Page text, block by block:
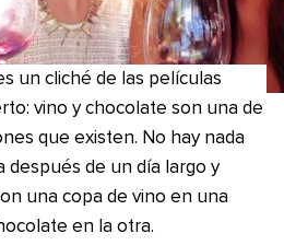
un cliché de las películas
vino y chocolate son una de
que existen. No hay nada
después de un día largo y
una copa de vino en una
en la otra.